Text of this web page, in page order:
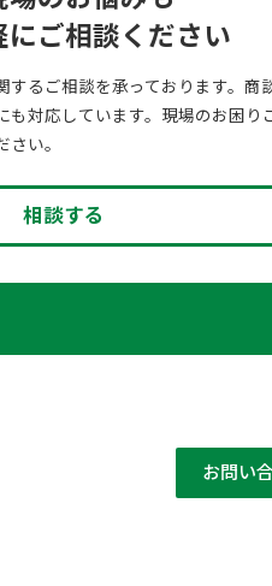
にご相談ください
するご相談を承っております。商
も対応しています。現場のお困り
い。
相談する
お問い